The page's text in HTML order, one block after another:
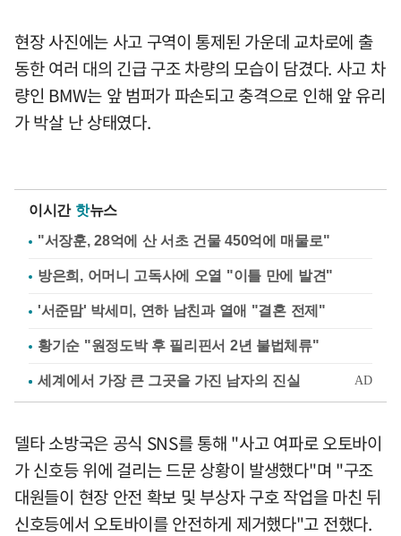
현장 사진에는 사고 구역이 통제된 가운데 교차로에 출
동한 여러 대의 긴급 구조 차량의 모습이 담겼다. 사고 차
량인 BMW는 앞 범퍼가 파손되고 충격으로 인해 앞 유리
가 박살 난 상태였다.
이시간 핫뉴스
"서장훈, 28억에 산 서초 건물 450억에 매물로"
방은희, 어머니 고독사에 오열 "이틀 만에 발견"
'서준맘' 박세미, 연하 남친과 열애 "결혼 전제"
황기순 "원정도박 후 필리핀서 2년 불법체류"
델타 소방국은 공식 SNS를 통해 "사고 여파로 오토바이
가 신호등 위에 걸리는 드문 상황이 발생했다"며 "구조
대원들이 현장 안전 확보 및 부상자 구호 작업을 마친 뒤
신호등에서 오토바이를 안전하게 제거했다"고 전했다.